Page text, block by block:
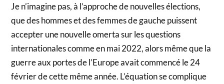
Je n’imagine pas, à l’approche de nouvelles élections,
que des hommes et des femmes de gauche puissent
accepter une nouvelle omerta sur les questions
internationales comme en mai 2022, alors même que la
guerre aux portes de l’Europe avait commencé le 24
février de cette même année. L’équation se complique